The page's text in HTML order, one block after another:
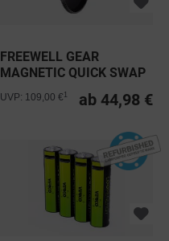
FREEWELL GEAR
MAGNETIC QUICK SWAP
FILTER 112MM
ab 44,98 €
UVP: 109,00 €